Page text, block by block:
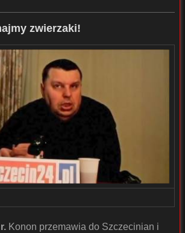
zwierzaki!
Konon przemawia do Szczecinian i